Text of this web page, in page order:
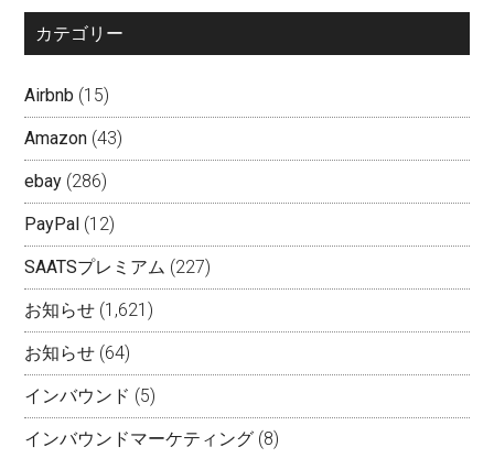
カテゴリー
Airbnb (15)
Amazon (43)
ebay (286)
PayPal (12)
SAATSプレミアム (227)
お知らせ (1,621)
お知らせ (64)
インバウンド (5)
インバウンドマーケティング (8)